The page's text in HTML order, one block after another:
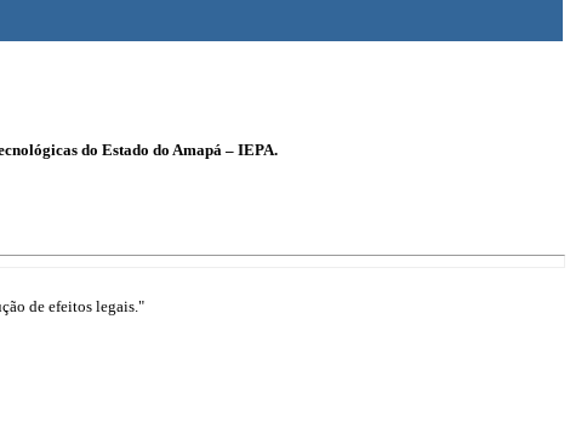
do Estado do Amapá – IEPA.
de efeitos legais."